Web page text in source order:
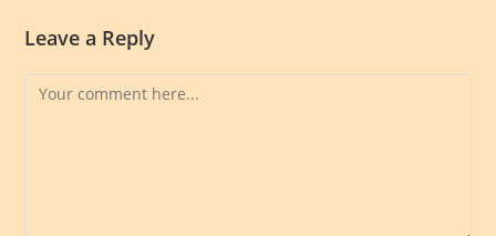
Leave a Reply